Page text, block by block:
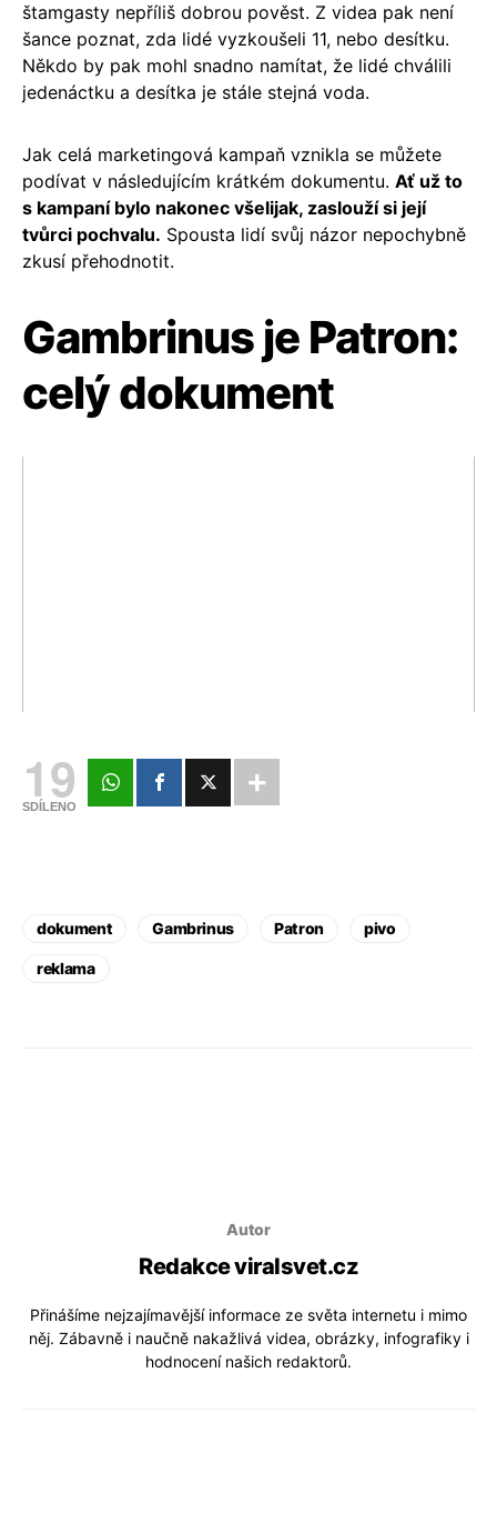
štamgasty nepříliš dobrou pověst. Z videa pak není
šance poznat, zda lidé vyzkoušeli 11, nebo desítku.
Někdo by pak mohl snadno namítat, že lidé chválili
jedenáctku a desítka je stále stejná voda.
Jak celá marketingová kampaň vznikla se můžete
podívat v následujícím krátkém dokumentu. Ať už to
s kampaní bylo nakonec všelijak, zaslouží si její
tvůrci pochvalu. Spousta lidí svůj názor nepochybně
zkusí přehodnotit.
Gambrinus je Patron:
celý dokument
19
SDÍLENO
dokument Gambrinus Patron pivo
reklama
Autor
Redakce viralsvet.cz
Přinášíme nejzajímavější informace ze světa internetu i mimo
něj. Zábavně i naučně nakažlivá videa, obrázky, infografiky i
hodnocení našich redaktorů.